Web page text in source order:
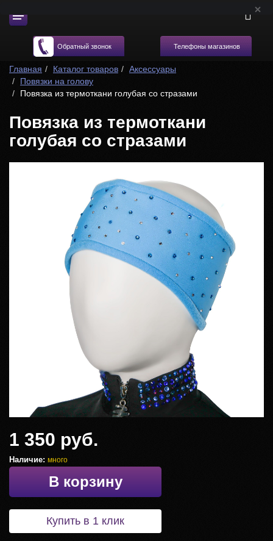
Обратный звонок Телефоны магазинов
Главная Каталог товаров
Аксессуары
Повязки на голову
Повязка из термоткани голубая со стразами
Повязка из термоткани
голубая со стразами
1 350 руб.
Наличие: много
В корзину
Купить в 1 клик